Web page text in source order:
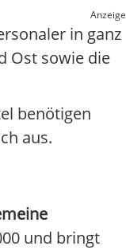
Anzeige
in ganz
Ost sowie die
benötigen
aus.
und bringt